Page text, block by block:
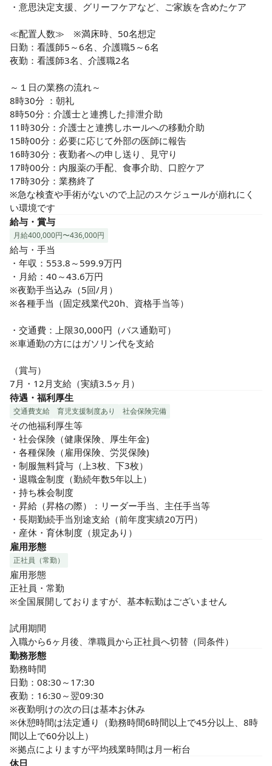
・意思決定支援、グリーフケアなど、ご家族を含めたケア
≪配置人数≫　※満床時、50名想定
日勤：看護師5～6名、介護職5～6名
夜勤：看護師3名、介護職2名
～１日の業務の流れ～
8時30分 ：朝礼
8時50分：介護士と連携した排泄介助
11時30分：介護士と連携しホールへの移動介助
15時00分：必要に応じて外部の医師に報告
16時30分：夜勤者への申し送り、見守り
17時00分：内服薬の手配、食事介助、口腔ケア
17時30分：業務終了
※急な検査や手術がないので上記のスケジュールが崩れにく
い環境です
給与・賞与
月給400,000円〜436,000円
給与・手当
・年収：553.8～599.9万円
・月給：40～43.6万円
※夜勤手当込み（5回/月）
※各種手当（固定残業代20h、資格手当等）
・交通費：上限30,000円（バス通勤可）
※車通勤の方にはガソリン代を支給
（賞与）
7月・12月支給（実績3.5ヶ月）
待遇・福利厚生
交通費支給 育児支援制度あり 社会保険完備
その他福利厚生等
・社会保険（健康保険、厚生年金)
・各種保険（雇用保険、労災保険)
・制服無料貸与（上3枚、下3枚）
・退職金制度（勤続年数5年以上）
・持ち株会制度
・昇給（昇格の際）：リーダー手当、主任手当等
・長期勤続手当別途支給（前年度実績20万円）
・産休・育休制度（規定あり）
雇用形態
正社員（常勤）
雇用形態
正社員・常勤
※全国展開しておりますが、基本転勤はございません
試用期間
入職から6ヶ月後、準職員から正社員へ切替（同条件）
勤務形態
勤務時間
日勤：08:30～17:30
夜勤：16:30～翌09:30
※夜勤明けの次の日は基本お休み
※休憩時間は法定通り（勤務時間6時間以上で45分以上、8時
間以上で60分以上）
※拠点によりますが平均残業時間は月一桁台
休日